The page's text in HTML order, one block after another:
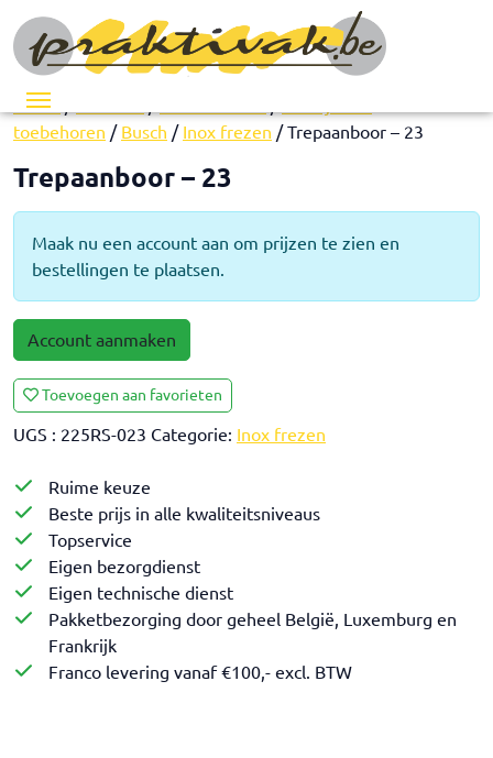
Menu
Home
toebehoren / Busch / Inox frezen / Trepaanboor – 23
Trepaanboor – 23
Maak nu een account aan om prijzen te zien en
bestellingen te plaatsen.
Account aanmaken
Toevoegen aan favorieten
UGS : 225RS-023 Categorie: Inox frezen
Ruime keuze
Beste prijs in alle kwaliteitsniveaus
Topservice
Eigen bezorgdienst
Eigen technische dienst
Pakketbezorging door geheel België, Luxemburg en
Frankrijk
Franco levering vanaf €100,- excl. BTW